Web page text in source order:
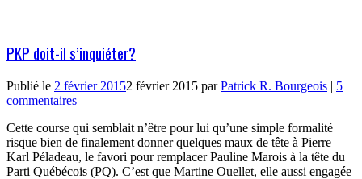
PKP doit-il s’inquiéter?
Publié le 2 février 20152 février 2015 parPatrick R. Bourgeois | 5
commentaires
Cette course qui semblait n’être pour lui qu’une simple formalité
risque bien de finalement donner quelques maux de tête à Pierre
Karl Péladeau, le favori pour remplacer Pauline Marois à la tête du
Parti Québécois (PQ). C’est que Martine Ouellet, elle aussi engagée